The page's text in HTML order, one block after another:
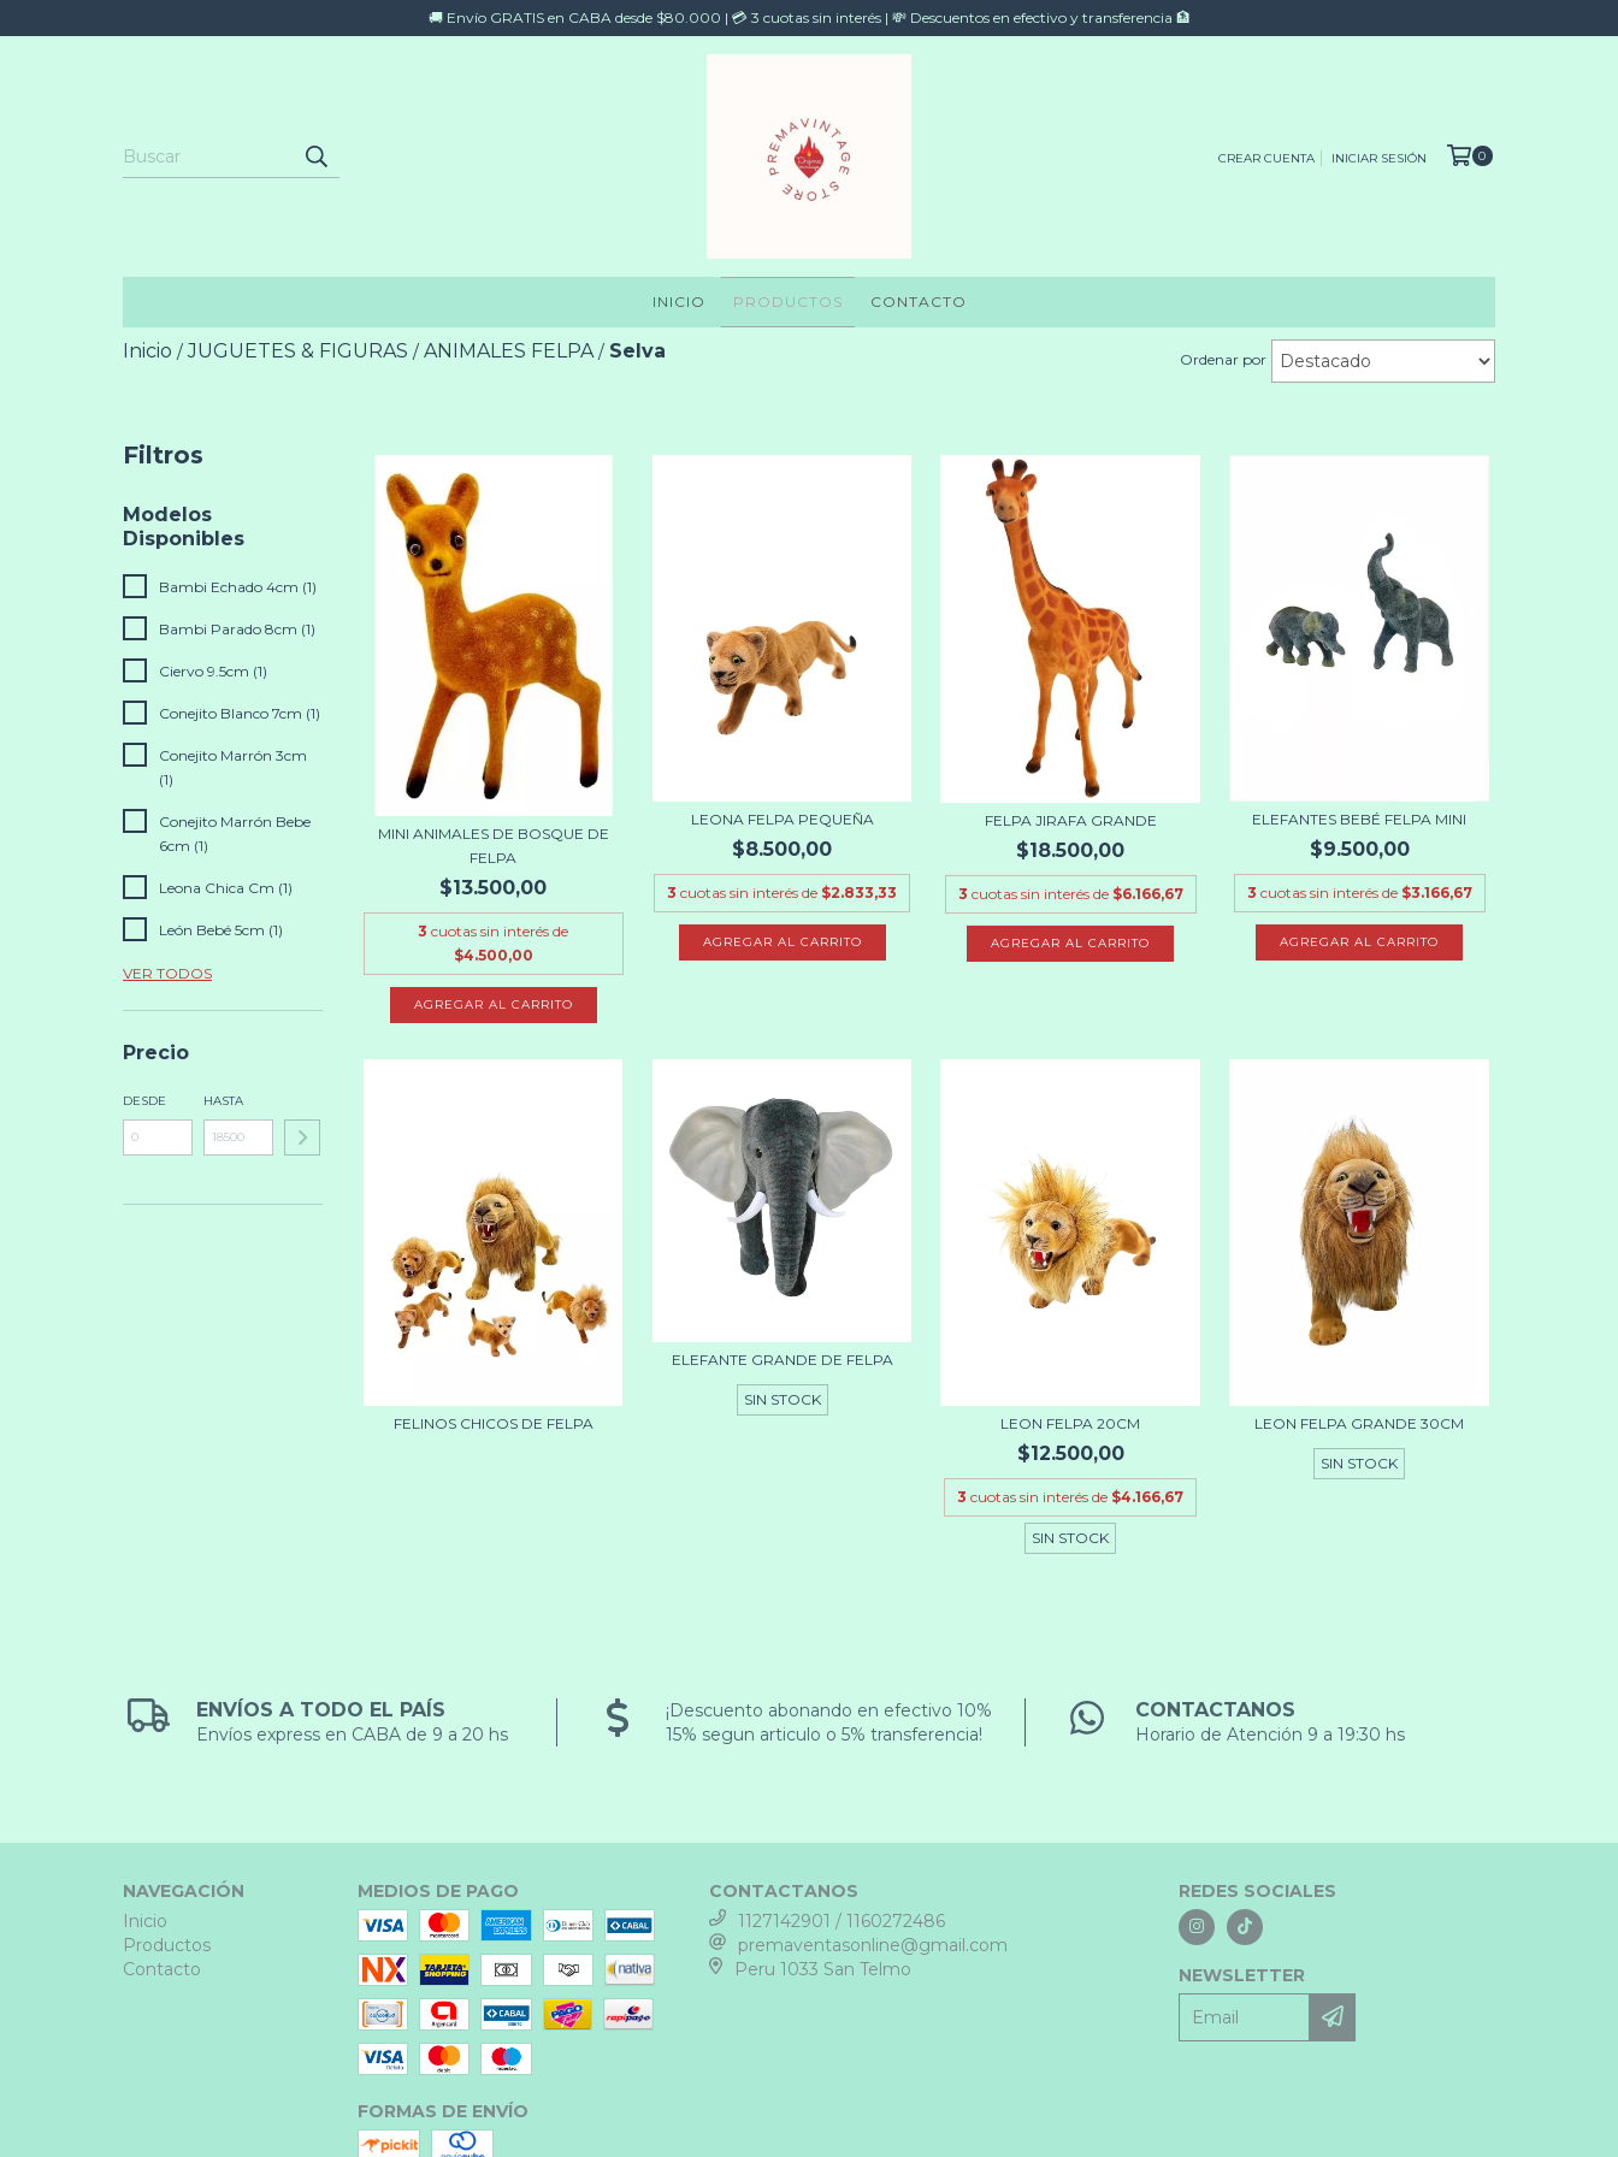
🚚 Envío GRATIS en CABA desde $80.000 | 💳 3 cuotas sin interés | 💸 Descuentos en efectivo y transferencia 🏦
CREAR CUENTA INICIAR SESIÓN 0
INICIO PRODUCTOS CONTACTO
Inicio / JUGUETES & FIGURAS / ANIMALES FELPA / Selva Ordenar por
Filtros
Modelos
Disponibles
Bambi Echado 4cm (1)
Bambi Parado 8cm (1)
Ciervo 9.5cm (1)
Conejito Blanco 7cm (1)
Conejito Marrón 3cm
(1)
Conejito Marrón Bebe
6cm (1)
Leona Chica Cm (1)
León Bebé 5cm (1)
VER TODOS
Precio
DESDE HASTA
MINI ANIMALES DE BOSQUE DE
FELPA
$13.500,00
3 cuotas sin interés de
$4.500,00
AGREGAR AL CARRITO
LEONA FELPA PEQUEÑA
$8.500,00
3 cuotas sin interés de $2.833,33
FELPA JIRAFA GRANDE
$18.500,00
3 cuotas sin interés de $6.166,67
ELEFANTES BEBÉ FELPA MINI
$9.500,00
3 cuotas sin interés de $3.166,67
AGREGAR AL CARRITO
FELINOS CHICOS DE FELPA
ELEFANTE GRANDE DE FELPA
SIN STOCK
LEON FELPA 20CM
$12.500,00
3 cuotas sin interés de $4.166,67
SIN STOCK
LEON FELPA GRANDE 30CM
SIN STOCK
ENVÍOS A TODO EL PAÍS
Envíos express en CABA de 9 a 20 hs
¡Descuento abonando en efectivo 10%
15% segun articulo o 5% transferencia!
CONTACTANOS
Horario de Atención 9 a 19:30 hs
NAVEGACIÓN
Inicio
Productos
Contacto
MEDIOS DE PAGO
FORMAS DE ENVÍO
CONTACTANOS
1127142901 / 1160272486
premaventasonline@gmail.com
Peru 1033 San Telmo
REDES SOCIALES
NEWSLETTER